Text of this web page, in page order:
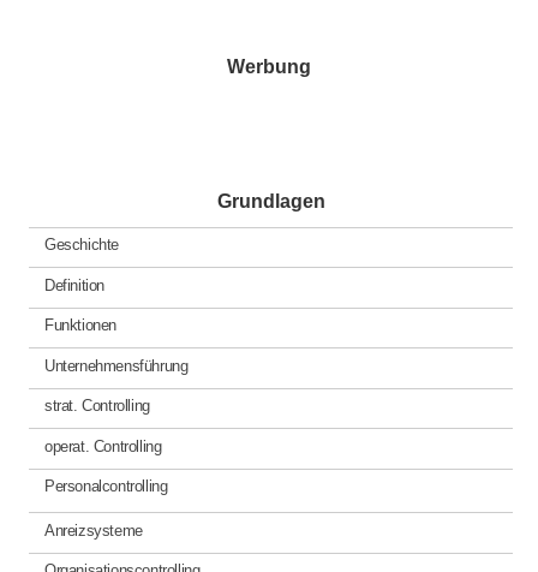
Werbung
Grundlagen
Geschichte
Definition
Funktionen
Unternehmensführung
strat. Controlling
operat. Controlling
Personalcontrolling
Anreizsysteme